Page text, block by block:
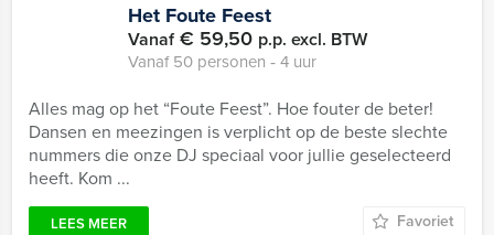
Het Foute Feest
Vanaf€ 59,50 p.p. excl. BTW
Vanaf 50 personen ‐ 4 uur
Alles mag op het “Foute Feest”. Hoe fouter de beter!
Dansen en meezingen is verplicht op de beste slechte
nummers die onze DJ speciaal voor jullie geselecteerd
heeft. Kom ...
LEES MEER Favoriet